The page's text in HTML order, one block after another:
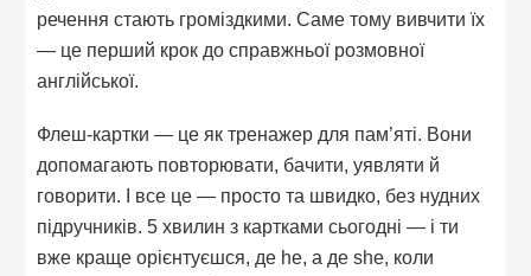
речення стають громіздкими. Саме тому вивчити їх
— це перший крок до справжньої розмовної
англійської.
Флеш-картки — це як тренажер для пам’яті. Вони
допомагають повторювати, бачити, уявляти й
говорити. І все це — просто та швидко, без нудних
підручників. 5 хвилин з картками сьогодні — і ти
вже краще орієнтуєшся, де he, а де she, коли